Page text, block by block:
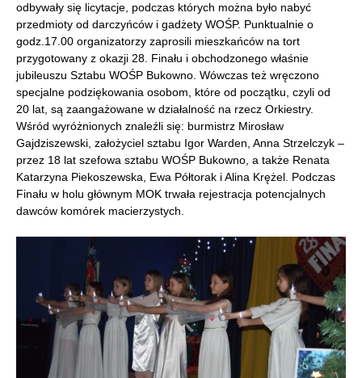
odbywały się licytacje, podczas których można było nabyć
przedmioty od darczyńców i gadżety WOŚP. Punktualnie o
godz.17.00 organizatorzy zaprosili mieszkańców na tort
przygotowany z okazji 28. Finału i obchodzonego właśnie
jubileuszu Sztabu WOŚP Bukowno. Wówczas też wręczono
specjalne podziękowania osobom, które od początku, czyli od
20 lat, są zaangażowane w działalność na rzecz Orkiestry.
Wśród wyróżnionych znaleźli się: burmistrz Mirosław
Gajdziszewski, założyciel sztabu Igor Warden, Anna Strzelczyk –
przez 18 lat szefowa sztabu WOŚP Bukowno, a także Renata
Katarzyna Piekoszewska, Ewa Półtorak i Alina Krężel. Podczas
Finału w holu głównym MOK trwała rejestracja potencjalnych
dawców komórek macierzystych.